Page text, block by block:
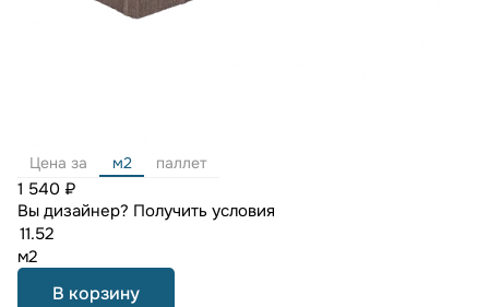
Цена за м2 паллет
1 540 ₽
Вы дизайнер? Получить условия
м2
В корзину